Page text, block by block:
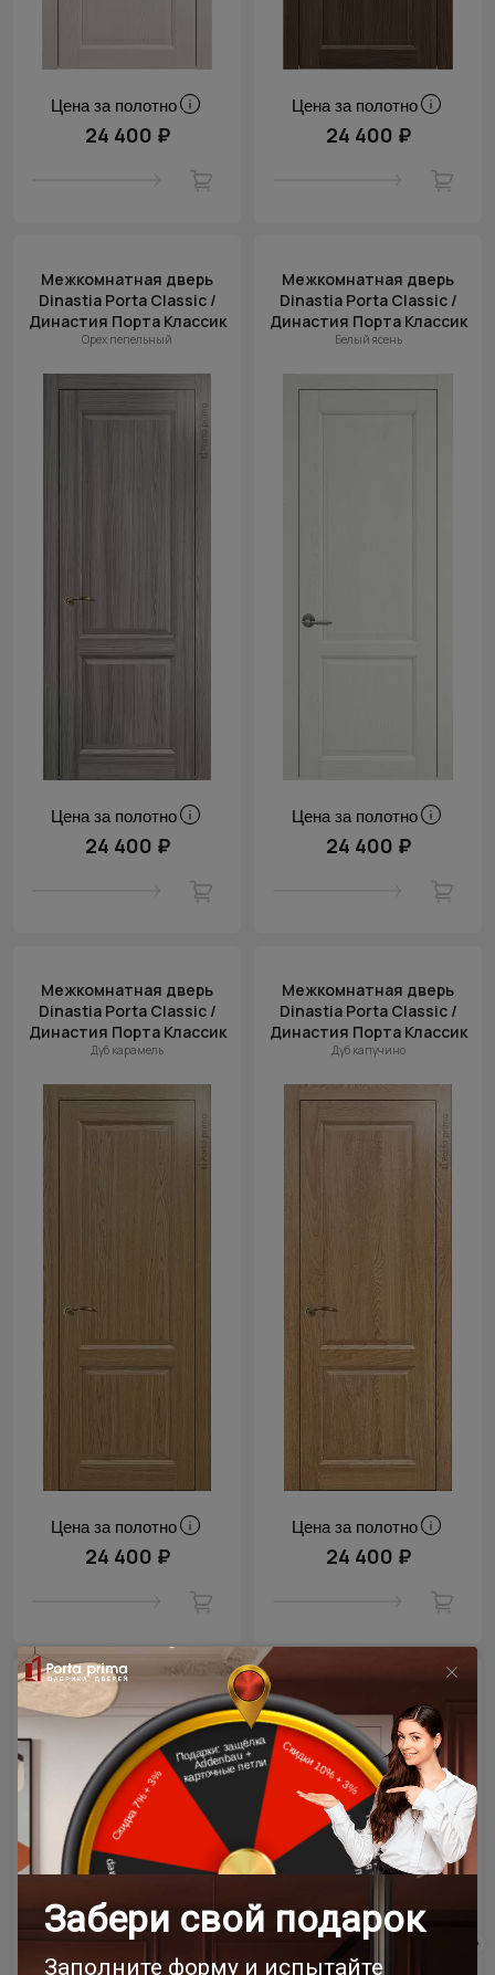
Цена за полотно
24 400 ₽
Цена за полотно
24 400 ₽
Межкомнатная дверь
Dinastia Porta Classic /
Династия Порта Классик
Орех пепельный
Цена за полотно
24 400 ₽
Межкомнатная дверь
Dinastia Porta Classic /
Династия Порта Классик
Белый ясень
Цена за полотно
24 400 ₽
Межкомнатная дверь
Dinastia Porta Classic /
Династия Порта Классик
Дуб карамель
Цена за полотно
24 400 ₽
Межкомнатная дверь
Dinastia Porta Classic /
Династия Порта Классик
Дуб капучино
Цена за полотно
24 400 ₽
Межкомнатная дверь
Dinastia Porta Classic /
Династия Порта Классик
Дуб торонто
Межкомнатная дверь
Dinastia Porta Classic /
Династия Порта Классик
Дуб антик